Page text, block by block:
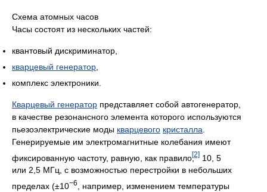
Схема атомных часов
Часы состоят из нескольких частей:
квантовый дискриминатор,
кварцевый генератор
комплекс электроники.
Кварцевый генератор представляет собой автогенератор,
в качестве резонансного элемента которого используются
пьезоэлектрические моды кварцевого кристалла
Генерируемые им электромагнитные колебания имеют
фиксированную частоту, равную, как правило,[2] 10, 5
или 2,5 МГц, с возможностью перестройки в небольших
пределах (±10−6
, например, изменением температуры